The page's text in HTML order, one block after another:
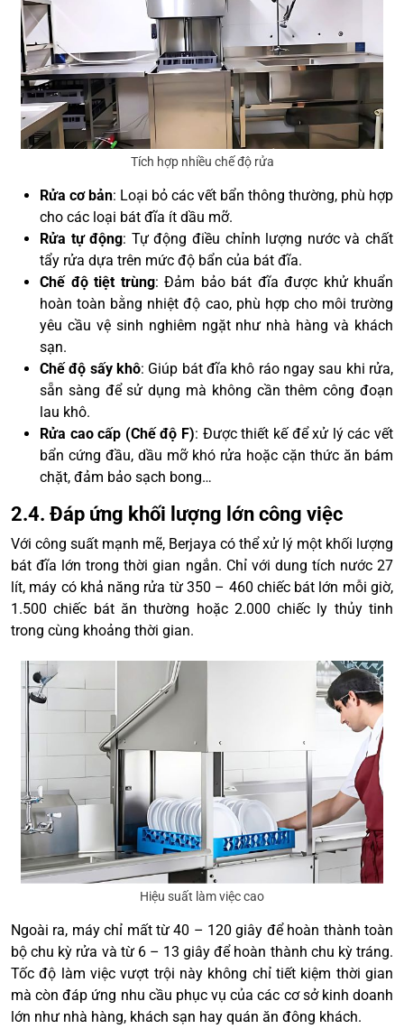
Tích hợp nhiều chế độ rửa
Rửa cơ bản: Loại bỏ các vết bẩn thông thường, phù hợp
cho các loại bát đĩa ít dầu mỡ.
Rửa tự động: Tự động điều chỉnh lượng nước và chất
tẩy rửa dựa trên mức độ bẩn của bát đĩa.
Chế độ tiệt trùng: Đảm bảo bát đĩa được khử khuẩn
hoàn toàn bằng nhiệt độ cao, phù hợp cho môi trường
yêu cầu vệ sinh nghiêm ngặt như nhà hàng và khách
sạn.
Chế độ sấy khô: Giúp bát đĩa khô ráo ngay sau khi rửa,
sẵn sàng để sử dụng mà không cần thêm công đoạn
lau khô.
Rửa cao cấp (Chế độ F): Được thiết kế để xử lý các vết
bẩn cứng đầu, dầu mỡ khó rửa hoặc cặn thức ăn bám
chặt, đảm bảo sạch bong…
2.4. Đáp ứng khối lượng lớn công việc
Với công suất mạnh mẽ, Berjaya có thể xử lý một khối lượng
bát đĩa lớn trong thời gian ngắn. Chỉ với dung tích nước 27
lít, máy có khả năng rửa từ 350 – 460 chiếc bát lớn mỗi giờ,
1.500 chiếc bát ăn thường hoặc 2.000 chiếc ly thủy tinh
trong cùng khoảng thời gian.
Hiệu suất làm việc cao
Ngoài ra, máy chỉ mất từ 40 – 120 giây để hoàn thành toàn
bộ chu kỳ rửa và từ 6 – 13 giây để hoàn thành chu kỳ tráng.
Tốc độ làm việc vượt trội này không chỉ tiết kiệm thời gian
mà còn đáp ứng nhu cầu phục vụ của các cơ sở kinh doanh
lớn như nhà hàng, khách sạn hay quán ăn đông khách.